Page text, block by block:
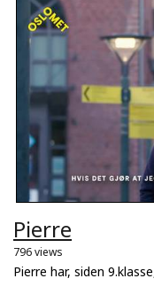
Pierre
796 views
Pierre har, siden